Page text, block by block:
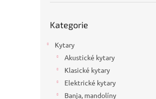
kategorie
Kategorie
Kytary
Akustické kytary
Klasické kytary
Elektrické kytary
Banja, mandolíny